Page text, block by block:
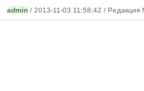
admin / 2013-11-03 11:58:42 / Редакция